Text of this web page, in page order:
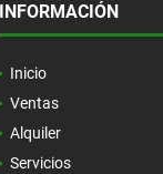
INFORMACIÓN
Inicio
Ventas
Alquiler
Servicios